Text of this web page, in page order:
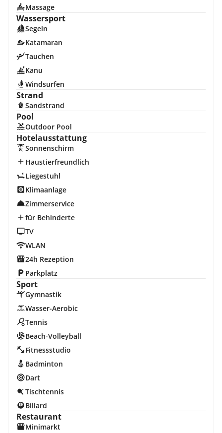
Massage
Wassersport
Segeln
Katamaran
Tauchen
Kanu
Windsurfen
Strand
Sandstrand
Pool
Outdoor Pool
Hotelausstattung
Sonnenschirm
Haustierfreundlich
Liegestuhl
Klimaanlage
Zimmerservice
für Behinderte
TV
WLAN
24h Rezeption
Parkplatz
Sport
Gymnastik
Wasser-Aerobic
Tennis
Beach-Volleyball
Fitnessstudio
Badminton
Dart
Tischtennis
Billard
Restaurant
Minimarkt